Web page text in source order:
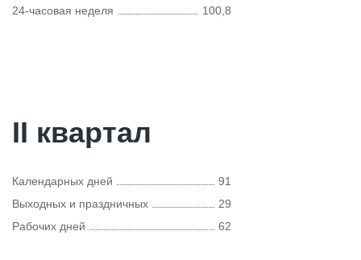
24-часовая неделя
100,8
II квартал
Календарных дней
91
Выходных и праздничных
29
Рабочих дней
62